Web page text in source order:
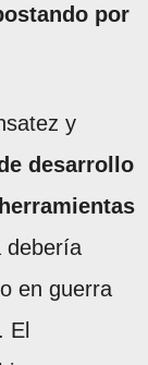
por
y
desarrollo
debería
en guerra
El